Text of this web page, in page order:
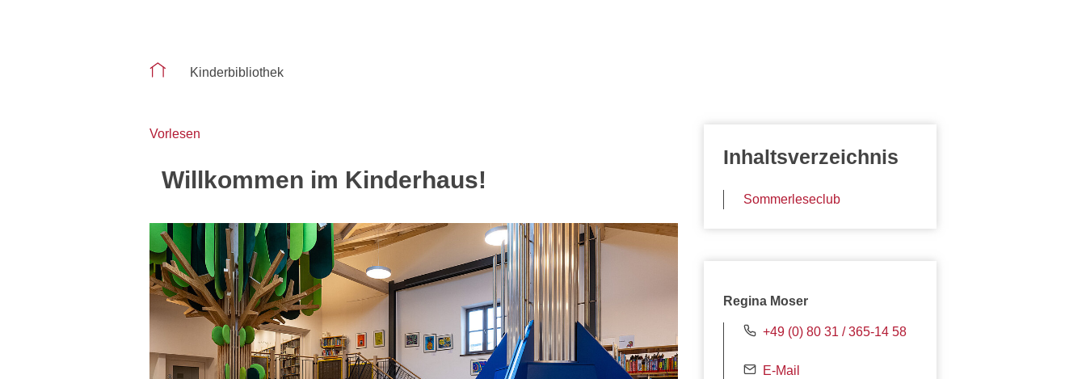
Sie befinden sich auf der Seite "Kinderbibliothek"
Kinderbibliothek
Vorlesen
Willkommen im Kinderhaus!
Inhaltsverzeichnis
Sommerleseclub
Regina Moser
+49 (0) 80 31 / 365-14 58
E-Mail